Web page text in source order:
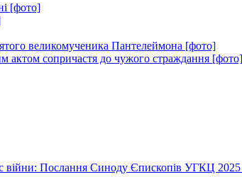
[фото]
великомученика Пантелеймона [фото]
актом сопричастя до чужого страждання [фото]
війни: Послання Синоду Єпископів УГКЦ